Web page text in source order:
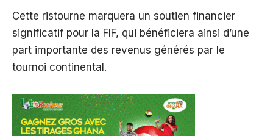
Cette ristourne marquera un soutien financier
significatif pour la FIF, qui bénéficiera ainsi d’une
part importante des revenus générés par le
tournoi continental.